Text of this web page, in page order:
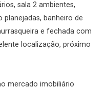
sala 2 ambientes,
planejadas, banheiro de
e fechada com
localização, próximo
mercado imobiliário